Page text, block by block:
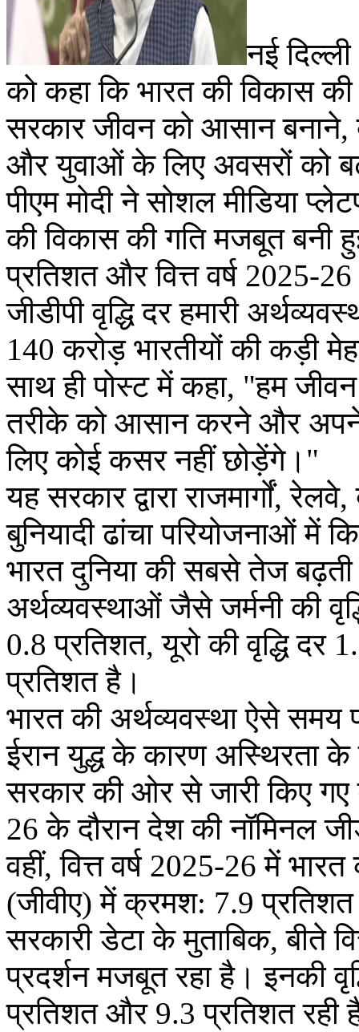
नई
को कहा कि भारत की विकास
सरकार जीवन को आसान
और युवाओं के लिए अवसरों को
पीएम मोदी ने सोशल मीडिया
की विकास की गति मजबूत बनी
प्रतिशत और वित्त वर्ष 2025-
जीडीपी वृद्धि दर हमारी
140 करोड़ भारतीयों की कड़ी
साथ ही पोस्ट में कहा, "हम
तरीके को आसान करने और
लिए कोई कसर नहीं छोड़ेंगे।"
यह सरकार द्वारा राजमार्गों,
बुनियादी ढांचा परियोजनाओं में
भारत दुनिया की सबसे तेज
अर्थव्यवस्थाओं जैसे जर्मनी की
0.8 प्रतिशत, यूरो की वृद्धि दर
प्रतिशत है।
भारत की अर्थव्यवस्था ऐसे
ईरान युद्ध के कारण अस्थिरता
सरकार की ओर से जारी किए गए
26 के दौरान देश की नॉमिनल
वहीं, वित्त वर्ष 2025-26 में
(जीवीए) में क्रमश: 7.9
सरकारी डेटा के मुताबिक, बीते
प्रदर्शन मजबूत रहा है। इनकी
प्रतिशत और 9.3 प्रतिशत रही